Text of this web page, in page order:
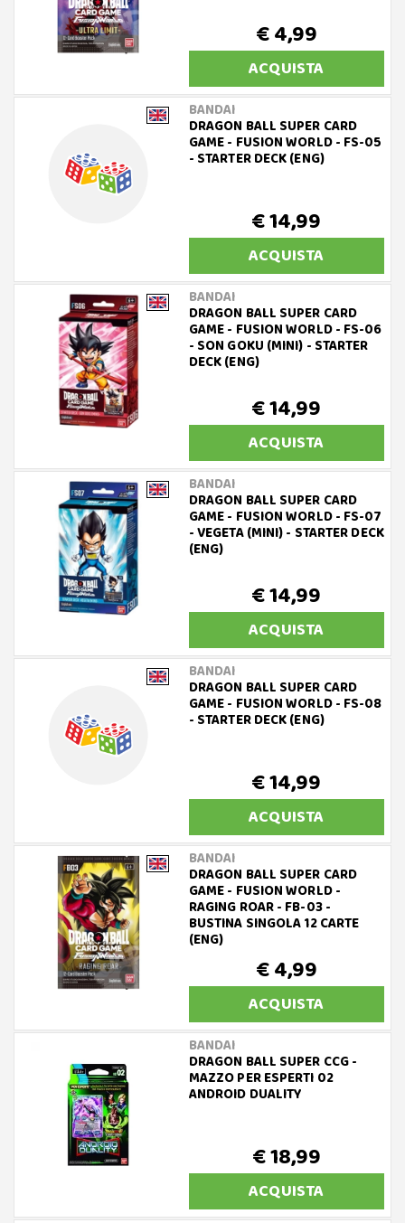
€ 4,99
ACQUISTA
BANDAI
DRAGON BALL SUPER CARD
GAME - FUSION WORLD - FS-05
- STARTER DECK (ENG)
€ 14,99
ACQUISTA
BANDAI
DRAGON BALL SUPER CARD
GAME - FUSION WORLD - FS-06
- SON GOKU (MINI) - STARTER
DECK (ENG)
€ 14,99
ACQUISTA
BANDAI
DRAGON BALL SUPER CARD
GAME - FUSION WORLD - FS-07
- VEGETA (MINI) - STARTER DECK
(ENG)
€ 14,99
ACQUISTA
BANDAI
DRAGON BALL SUPER CARD
GAME - FUSION WORLD - FS-08
- STARTER DECK (ENG)
€ 14,99
ACQUISTA
BANDAI
DRAGON BALL SUPER CARD
GAME - FUSION WORLD -
RAGING ROAR - FB-03 -
BUSTINA SINGOLA 12 CARTE
(ENG)
€ 4,99
ACQUISTA
BANDAI
DRAGON BALL SUPER CCG -
MAZZO PER ESPERTI 02
ANDROID DUALITY
€ 18,99
ACQUISTA